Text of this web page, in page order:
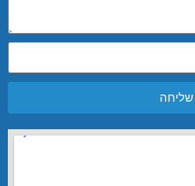
שליחה